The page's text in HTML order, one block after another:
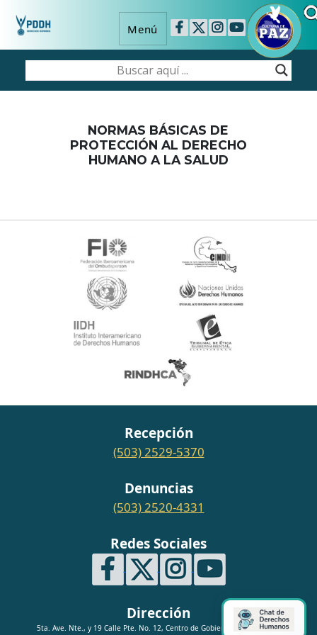
Menú
NORMAS BÁSICAS DE
PROTECCIÓN AL DERECHO
HUMANO A LA SALUD
Recepción
(503) 2529-5370
Denuncias
(503) 2520-4331
Redes Sociales
Dirección
5ta. Ave. Nte., y 19 Calle Pte. No. 12, Centro de Gobierno, San Salvador.